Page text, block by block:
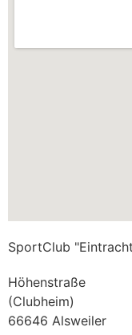
SportClub
Höhenstraße
(Clubheim)
66646 Alsweiler